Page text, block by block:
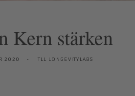
Kern stärken
2020 TLL LONGEVITYLABS